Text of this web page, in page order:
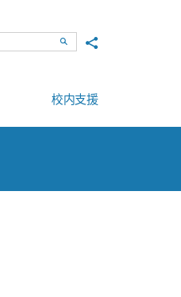
SearchShare to
校内支援